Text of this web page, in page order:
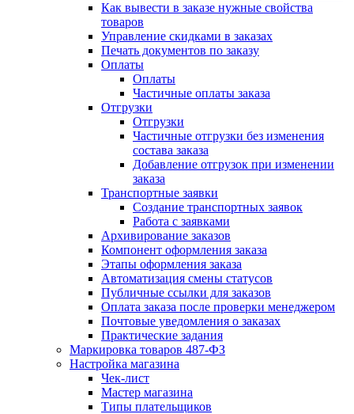
Как вывести в заказе нужные свойства
товаров
Управление скидками в заказах
Печать документов по заказу
Оплаты
Оплаты
Частичные оплаты заказа
Отгрузки
Отгрузки
Частичные отгрузки без изменения
состава заказа
Добавление отгрузок при изменении
заказа
Транспортные заявки
Создание транспортных заявок
Работа с заявками
Архивирование заказов
Компонент оформления заказа
Этапы оформления заказа
Автоматизация смены статусов
Публичные ссылки для заказов
Оплата заказа после проверки менеджером
Почтовые уведомления о заказах
Практические задания
Маркировка товаров 487-ФЗ
Настройка магазина
Чек-лист
Мастер магазина
Типы плательщиков